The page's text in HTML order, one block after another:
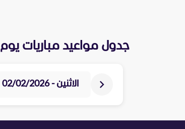
جدول مواعيد مباريات يوم
الاثنين - 02/02/2026